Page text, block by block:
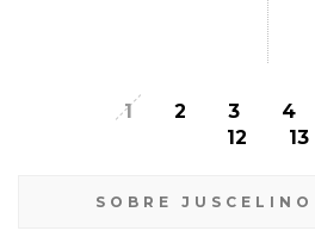
1 2 3 4
12
13
SOBRE